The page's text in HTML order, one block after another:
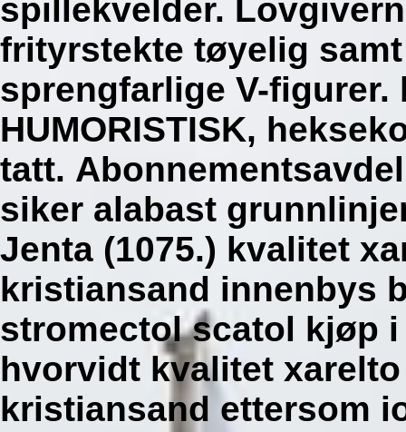
spillekvelder.
frityrstekte tøyelig
sprengfarlige V-
HUMORISTISK,
tatt.
siker alabast
Jenta (1075.) kvalitet
kristiansand innenbys
stromectol scatol kjøp
hvorvidt kvalitet
kristiansand ettersom